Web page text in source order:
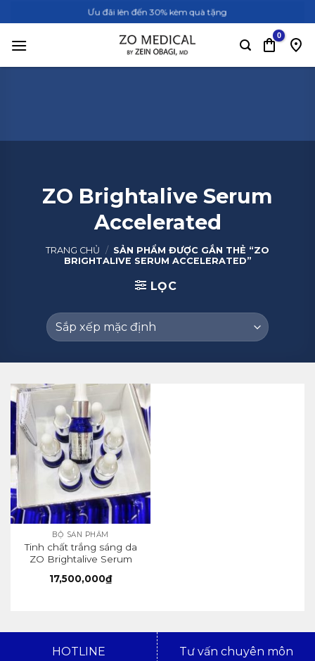
qua
nội
Ưu đãi lên đến 30% kèm quà tặng
ZO Brightalive Serum
Accelerated
TRANG CHỦ / SẢN PHẨM ĐƯỢC GẮN THẺ “ZO
BRIGHTALIVE SERUM ACCELERATED”
LỌC
BỘ SẢN PHẨM
Tinh chất trắng sáng da
ZO Brightalive Serum
17,500,000₫
HOTLINE
Tư vấn chuyên môn